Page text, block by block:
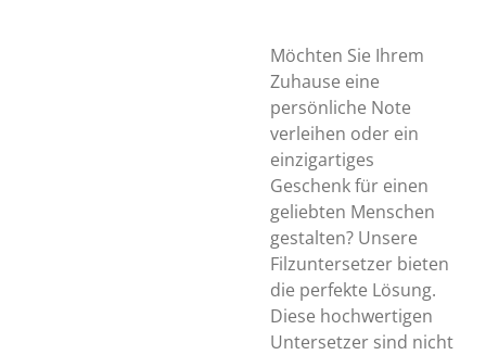
Möchten Sie Ihrem
Zuhause eine
persönliche Note
verleihen oder ein
einzigartiges
Geschenk für einen
geliebten Menschen
gestalten? Unsere
Filzuntersetzer bieten
die perfekte Lösung.
Diese hochwertigen
Untersetzer sind nicht